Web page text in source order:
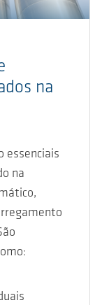
na
essenciais
na